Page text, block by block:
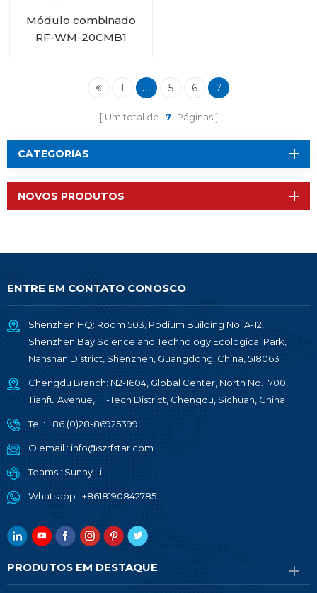
Módulo combinado
RF-WM-20CMB1
1 ... 5 6 7
Um total de 7 Páginas
CATEGORIAS
NOVOS PRODUTOS
ENTRE EM CONTATO CONOSCO
Shenzhen HQ: Room 503, Podium Building No. A-12,
Shenzhen Bay Science and Technology Ecological Park,
Nanshan District, Shenzhen, Guangdong, China, 518063
Chengdu Branch: N2-1604, Global Center, North No. 1700,
Tianfu Avenue, Hi-Tech District, Chengdu, Sichuan, China
Tel : +86 (0)28-86925399
O email : info@szrfstar.com
Teams : Sunny Li
Whatsapp : +8618190842785
PRODUTOS EM DESTAQUE